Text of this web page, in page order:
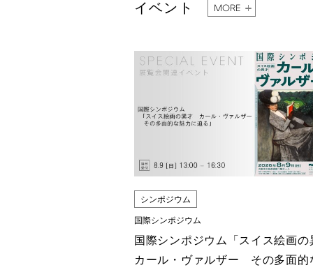
イベント MORE
シンポジウム
国際シンポジウム
国際シンポジウム「スイス絵画
カール・ヴァルザー その多面的